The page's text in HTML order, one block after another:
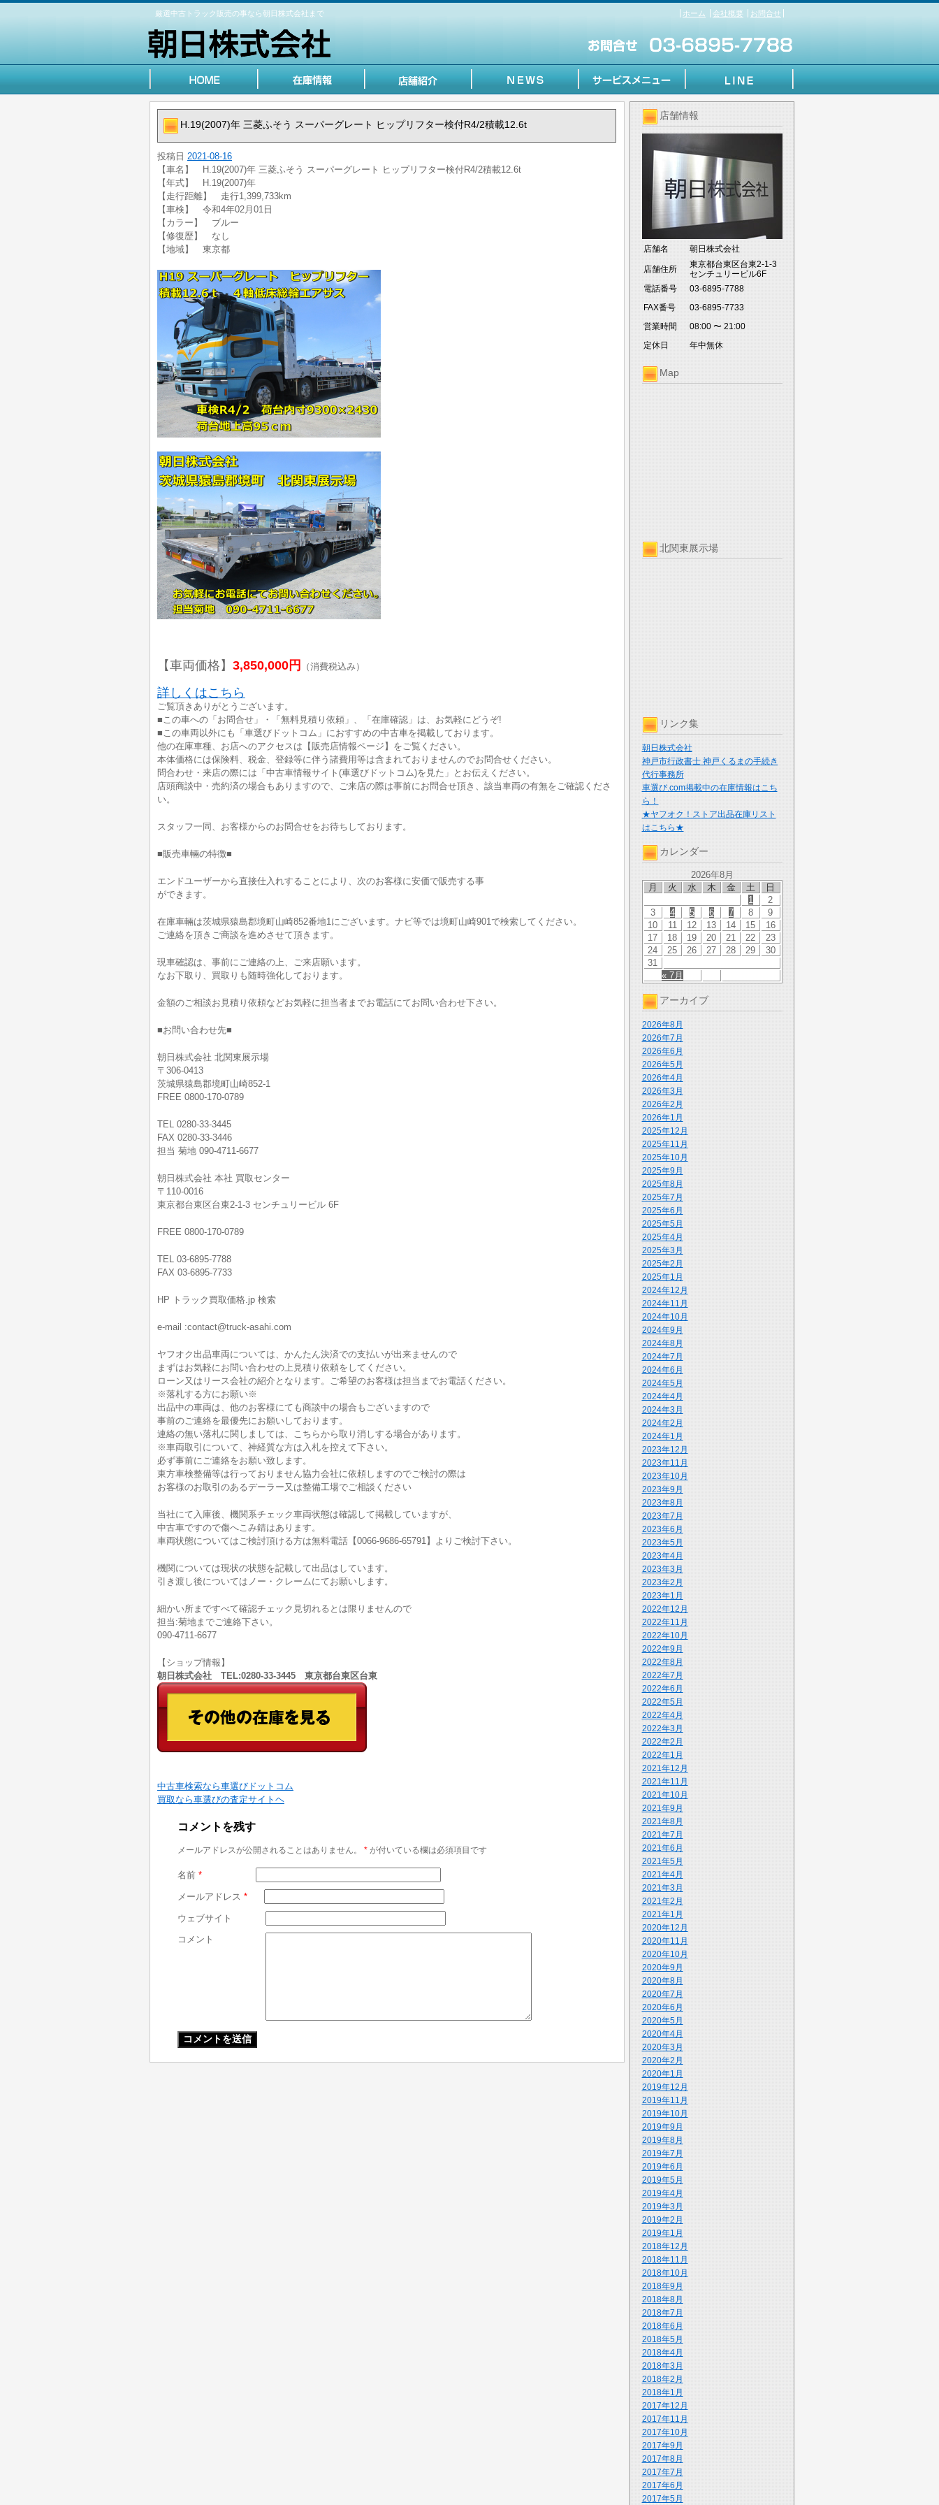
厳選中古トラック販売の事なら朝日株式会社まで ホーム 会社概要 お問合せ
店舗情報
店舗名 朝日株式会社
店舗住所
東京都台東区台東2-1-3
センチュリービル6F
電話番号
03-6895-7788
FAX番号
03-6895-7733
営業時間
08:00 〜 21:00
定休日
年中無休
Map
北関東展示場
リンク集
朝日株式会社
神戸市行政書士 神戸くるまの手続き
代行事務所
車選び.com掲載中の在庫情報はこち
ら！
★ヤフオク！ストア出品在庫リスト
はこちら★
カレンダー
2026年8月
月
火 水 木 金 土 日
« 7月
1
2
3
4 5 6 7 8
9
10
11 12 13 14 15
16
17
18 19 20 21 22
23
24
25 26 27 28 29
30
31
アーカイブ
2026年8月
2026年7月
2026年6月
2026年5月
2026年4月
2026年3月
2026年2月
2026年1月
2025年12月
2025年11月
2025年10月
2025年9月
2025年8月
2025年7月
2025年6月
2025年5月
2025年4月
2025年3月
2025年2月
2025年1月
2024年12月
2024年11月
2024年10月
2024年9月
2024年8月
2024年7月
2024年6月
2024年5月
2024年4月
2024年3月
2024年2月
2024年1月
2023年12月
2023年11月
2023年10月
2023年9月
2023年8月
2023年7月
2023年6月
2023年5月
2023年4月
2023年3月
2023年2月
2023年1月
2022年12月
2022年11月
2022年10月
2022年9月
2022年8月
2022年7月
2022年6月
2022年5月
2022年4月
2022年3月
2022年2月
2022年1月
2021年12月
2021年11月
2021年10月
2021年9月
2021年8月
2021年7月
2021年6月
2021年5月
2021年4月
2021年3月
2021年2月
2021年1月
2020年12月
2020年11月
2020年10月
2020年9月
2020年8月
2020年7月
2020年6月
2020年5月
2020年4月
2020年3月
2020年2月
2020年1月
2019年12月
2019年11月
2019年10月
2019年9月
2019年8月
2019年7月
2019年6月
2019年5月
2019年4月
2019年3月
2019年2月
2019年1月
2018年12月
2018年11月
2018年10月
2018年9月
2018年8月
2018年7月
2018年6月
2018年5月
2018年4月
2018年3月
2018年2月
2018年1月
2017年12月
2017年11月
2017年10月
2017年9月
2017年8月
2017年7月
2017年6月
2017年5月
H.19(2007)年 三菱ふそう スーパーグレート ヒップリフター検付R4/2積載12.6t
投稿日 2021-08-16
【車名】 H.19(2007)年 三菱ふそう スーパーグレート ヒップリフター検付R4/2積載12.6t
【年式】 H.19(2007)年
【走行距離】 走行1,399,733km
【車検】 令和4年02月01日
【カラー】 ブルー
【修復歴】 なし
【地域】 東京都
【車両価格】 3,850,000円 （消費税込み）
詳しくはこちら
ご覧頂きありがとうございます。
■この車への「お問合せ」・「無料見積り依頼」、「在庫確認」は、お気軽にどうぞ!
■この車両以外にも「車選びドットコム」におすすめの中古車を掲載しております。
他の在庫車種、お店へのアクセスは【販売店情報ページ】をご覧ください。
本体価格には保険料、税金、登録等に伴う諸費用等は含まれておりませんのでお問合せください。
問合わせ・来店の際には「中古車情報サイト(車選びドットコム)を見た」とお伝えください。
店頭商談中・売約済の場合もありますので、ご来店の際は事前にお問合せ頂き、該当車両の有無をご確認くださ
い。
スタッフ一同、お客様からのお問合せをお待ちしております。
■販売車輛の特徴■
エンドユーザーから直接仕入れすることにより、次のお客様に安価で販売する事
ができます。
在庫車輛は茨城県猿島郡境町山崎852番地1にございます。ナビ等では境町山崎901で検索してください。
ご連絡を頂きご商談を進めさせて頂きます。
現車確認は、事前にご連絡の上、ご来店願います。
なお下取り、買取りも随時強化しております。
金額のご相談お見積り依頼などお気軽に担当者までお電話にてお問い合わせ下さい。
■お問い合わせ先■
朝日株式会社 北関東展示場
〒306-0413
茨城県猿島郡境町山崎852-1
FREE 0800-170-0789
TEL 0280-33-3445
FAX 0280-33-3446
担当 菊地 090-4711-6677
朝日株式会社 本社 買取センター
〒110-0016
東京都台東区台東2-1-3 センチュリービル 6F
FREE 0800-170-0789
TEL 03-6895-7788
FAX 03-6895-7733
HP トラック買取価格.jp 検索
e-mail :contact@truck-asahi.com
ヤフオク出品車両については、かんたん決済での支払いが出来ませんので
まずはお気軽にお問い合わせの上見積り依頼をしてください。
ローン又はリース会社の紹介となります。ご希望のお客様は担当までお電話ください。
※落札する方にお願い※
出品中の車両は、他のお客様にても商談中の場合もございますので
事前のご連絡を最優先にお願いしております。
連絡の無い落札に関しましては、こちらから取り消しする場合があります。
※車両取引について、神経質な方は入札を控えて下さい。
必ず事前にご連絡をお願い致します。
東方車検整備等は行っておりません協力会社に依頼しますのでご検討の際は
お客様のお取引のあるデーラー又は整備工場でご相談ください
当社にて入庫後、機関系チェック車両状態は確認して掲載していますが、
中古車ですので傷へこみ錆はあります。
車両状態についてはご検討頂ける方は無料電話【0066-9686-65791】よりご検討下さい。
機関については現状の状態を記載して出品はしています。
引き渡し後についてはノー・クレームにてお願いします。
細かい所まですべて確認チェック見切れるとは限りませんので
担当:菊地までご連絡下さい。
090-4711-6677
【ショップ情報】
朝日株式会社 TEL:0280-33-3445 東京都台東区台東
中古車検索なら車選びドットコム
買取なら車選びの査定サイトヘ
コメントを残す
メールアドレスが公開されることはありません。 * が付いている欄は必須項目です
名前 *
メールアドレス *
ウェブサイト
コメント